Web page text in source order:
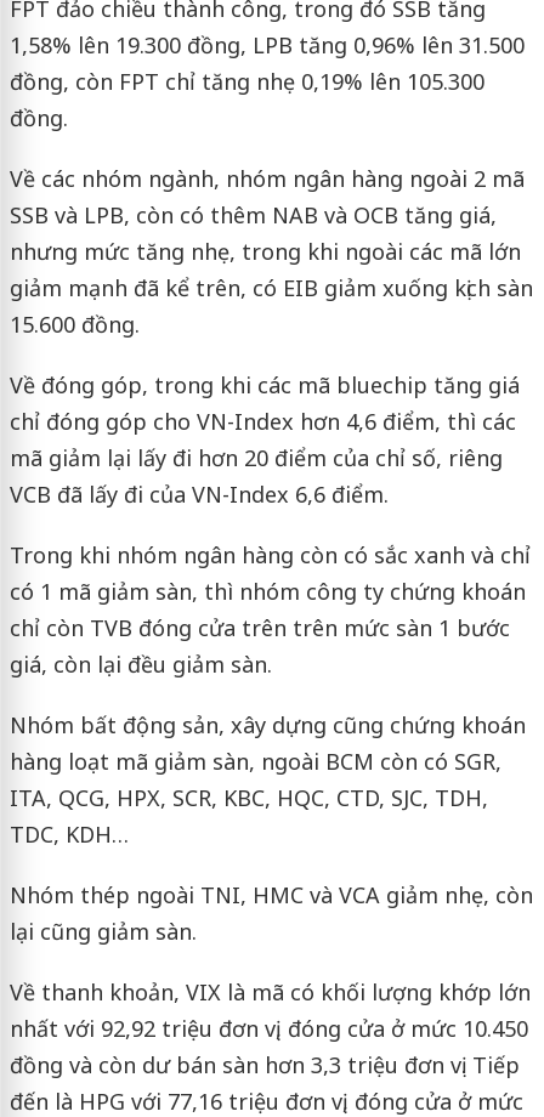
FPT đảo chiều thành công, trong đó SSB tăng
1,58% lên 19.300 đồng, LPB tăng 0,96% lên 31.500
đồng, còn FPT chỉ tăng nhẹ 0,19% lên 105.300
đồng.
Về các nhóm ngành, nhóm ngân hàng ngoài 2 mã
SSB và LPB, còn có thêm NAB và OCB tăng giá,
nhưng mức tăng nhẹ, trong khi ngoài các mã lớn
giảm mạnh đã kể trên, có EIB giảm xuống kịch sàn
15.600 đồng.
Về đóng góp, trong khi các mã bluechip tăng giá
chỉ đóng góp cho VN-Index hơn 4,6 điểm, thì các
mã giảm lại lấy đi hơn 20 điểm của chỉ số, riêng
VCB đã lấy đi của VN-Index 6,6 điểm.
Trong khi nhóm ngân hàng còn có sắc xanh và chỉ
có 1 mã giảm sàn, thì nhóm công ty chứng khoán
chỉ còn TVB đóng cửa trên trên mức sàn 1 bước
giá, còn lại đều giảm sàn.
Nhóm bất động sản, xây dựng cũng chứng khoán
hàng loạt mã giảm sàn, ngoài BCM còn có SGR,
ITA, QCG, HPX, SCR, KBC, HQC, CTD, SJC, TDH,
TDC, KDH…
Nhóm thép ngoài TNI, HMC và VCA giảm nhẹ, còn
lại cũng giảm sàn.
Về thanh khoản, VIX là mã có khối lượng khớp lớn
nhất với 92,92 triệu đơn vị, đóng cửa ở mức 10.450
đồng và còn dư bán sàn hơn 3,3 triệu đơn vị. Tiếp
đến là HPG với 77,16 triệu đơn vị, đóng cửa ở mức